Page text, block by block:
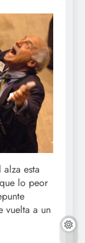
esta
lo peor
vuelta a un